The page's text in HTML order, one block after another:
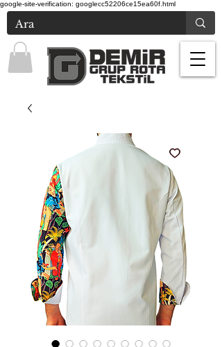
google-site-verification: googlecc52206ce15ea60f.html